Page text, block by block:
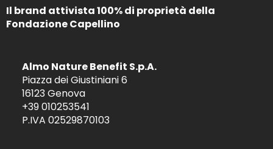
Il brand attivista 100% di proprietà della
Fondazione Capellino
Almo Nature Benefit S.p.A.
Piazza dei Giustiniani 6
16123 Genova
+39 010253541
P.IVA 02529870103